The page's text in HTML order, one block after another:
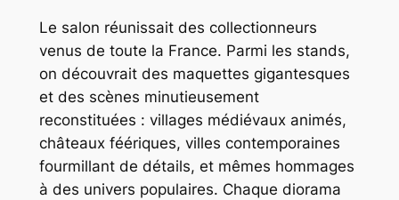
Le salon réunissait des collectionneurs
venus de toute la France. Parmi les stands,
on découvrait des maquettes gigantesques
et des scènes minutieusement
reconstituées : villages médiévaux animés,
châteaux féériques, villes contemporaines
fourmillant de détails, et mêmes hommages
à des univers populaires. Chaque diorama